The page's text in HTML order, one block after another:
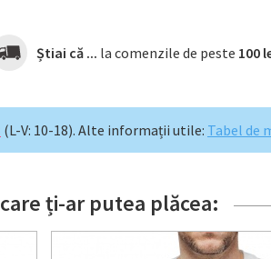
Știai că ... la comenzile de peste 100
(L-V: 10-18). Alte informații utile: Tabel de
ți-ar putea plăcea: